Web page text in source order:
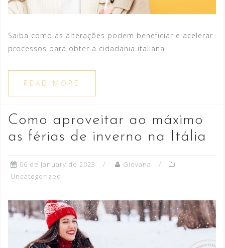
Saiba como as alterações podem beneficiar e acelerar
processos para obter a cidadania italiana
READ MORE
Como aproveitar ao máximo
as férias de inverno na Itália
06 de January de 2023
Giovana
Uncategorized